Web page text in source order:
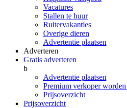
Vacatures
Stallen te huur
Ruitervakanties
Overige dieren
Advertentie plaatsen
Adverteren
Gratis adverteren
b
Advertentie plaatsen
Premium verkoper worden
Prijsoverzicht
Prijsoverzicht